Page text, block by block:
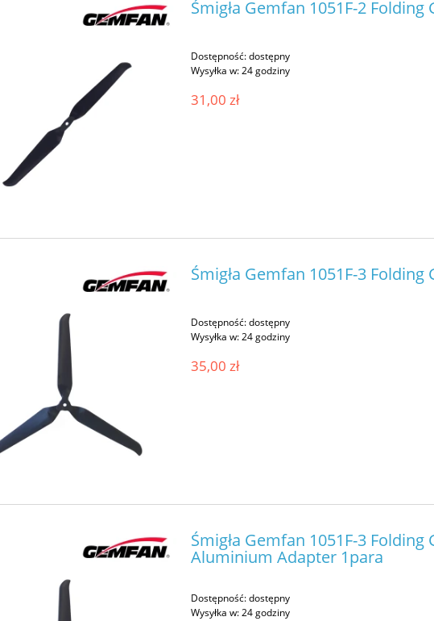
Rekon10 PRO V2 O4
long-range Frame
Śmigła Gemfan 1051F-2
Dostępność:dostępny
Wysyłka w:24 godziny
31,00 zł
Śmigła Gemfan 1051F-3
Dostępność:dostępny
Wysyłka w:24 godziny
35,00 zł
Śmigła Gemfan 1051F-3
Aluminium Adapter 1para
Dostępność:dostępny
Wysyłka w:24 godziny